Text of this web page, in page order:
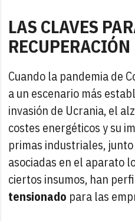
LAS CLAVES
RECUPERACIÓN
Cuando la pandemia de
a un escenario más
invasión de Ucrania, el
costes energéticos y su
primas industriales,
asociadas en el aparato
ciertos insumos, han
tensionado para las